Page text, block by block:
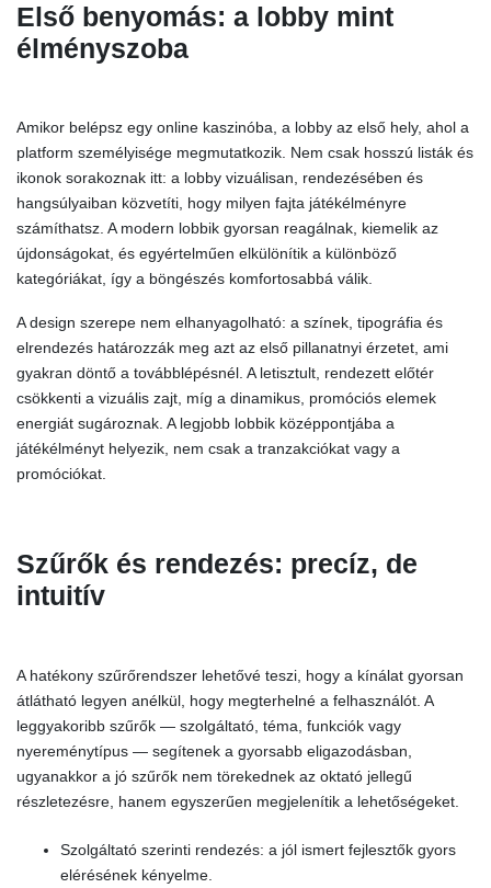
Első benyomás: a lobby mint
élményszoba
Amikor belépsz egy online kaszinóba, a lobby az első hely, ahol a
platform személyisége megmutatkozik. Nem csak hosszú listák és
ikonok sorakoznak itt: a lobby vizuálisan, rendezésében és
hangsúlyaiban közvetíti, hogy milyen fajta játékélményre
számíthatsz. A modern lobbik gyorsan reagálnak, kiemelik az
újdonságokat, és egyértelműen elkülönítik a különböző
kategóriákat, így a böngészés komfortosabbá válik.
A design szerepe nem elhanyagolható: a színek, tipográfia és
elrendezés határozzák meg azt az első pillanatnyi érzetet, ami
gyakran döntő a továbblépésnél. A letisztult, rendezett előtér
csökkenti a vizuális zajt, míg a dinamikus, promóciós elemek
energiát sugároznak. A legjobb lobbik középpontjába a
játékélményt helyezik, nem csak a tranzakciókat vagy a
promóciókat.
Szűrők és rendezés: precíz, de
intuitív
A hatékony szűrőrendszer lehetővé teszi, hogy a kínálat gyorsan
átlátható legyen anélkül, hogy megterhelné a felhasználót. A
leggyakoribb szűrők — szolgáltató, téma, funkciók vagy
nyereménytípus — segítenek a gyorsabb eligazodásban,
ugyanakkor a jó szűrők nem törekednek az oktató jellegű
részletezésre, hanem egyszerűen megjelenítik a lehetőségeket.
Szolgáltató szerinti rendezés: a jól ismert fejlesztők gyors
elérésének kényelme.